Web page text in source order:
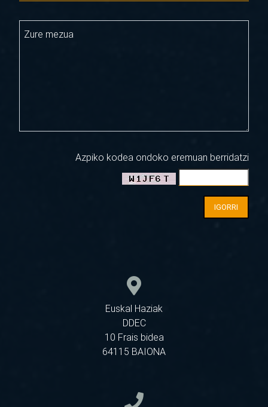
Zure mezua
Azpiko kodea ondoko eremuan berridatzi
IGORRI
Euskal Haziak
DDEC
10 Frais bidea
64115 BAIONA